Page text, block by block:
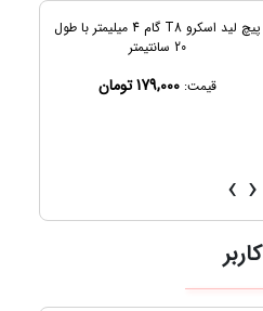
دستگاه نقطه جوش باتری برند ابزار رضا
ساخت ایران
قیمت:1,750,000 تومان
‹
›
کاربر